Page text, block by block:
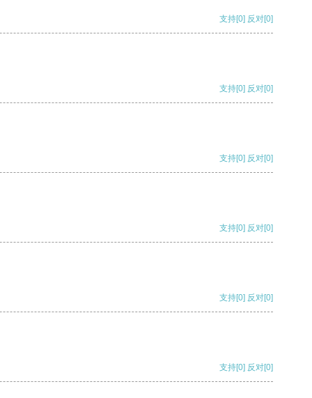
支持[0] 反对[0]
支持[0] 反对[0]
支持[0] 反对[0]
支持[0] 反对[0]
支持[0] 反对[0]
支持[0] 反对[0]